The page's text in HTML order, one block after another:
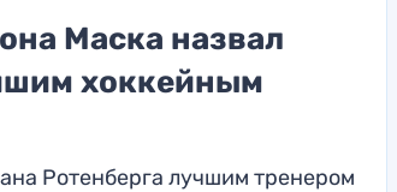
Маска назвал
хоккейным
Ротенберга лучшим тренером